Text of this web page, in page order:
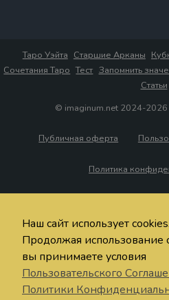
Таро Уэйта Старшие Арканы
Сочетания Таро Тест Запомнить
Статьи
© imaginum.net 2024-2026
Публичная оферта
Политика
Наш сайт использует cookies.
Продолжая использование
вы принимаете условия
Пользовательского
Политики